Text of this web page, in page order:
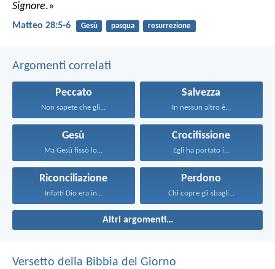
Signore.»
Matteo 28:5-6 Gesù pasqua resurrezione
Argomenti correlati
Peccato
Non sapete che gli...
Salvezza
In nessun altro è...
Gesù
Ma Gesù fissò lo...
Crocifissione
Egli ha portato i...
Riconciliazione
Infatti Dio era in...
Perdono
Chi copre gli sbagli...
Altri argomenti…
Versetto della Bibbia del Giorno